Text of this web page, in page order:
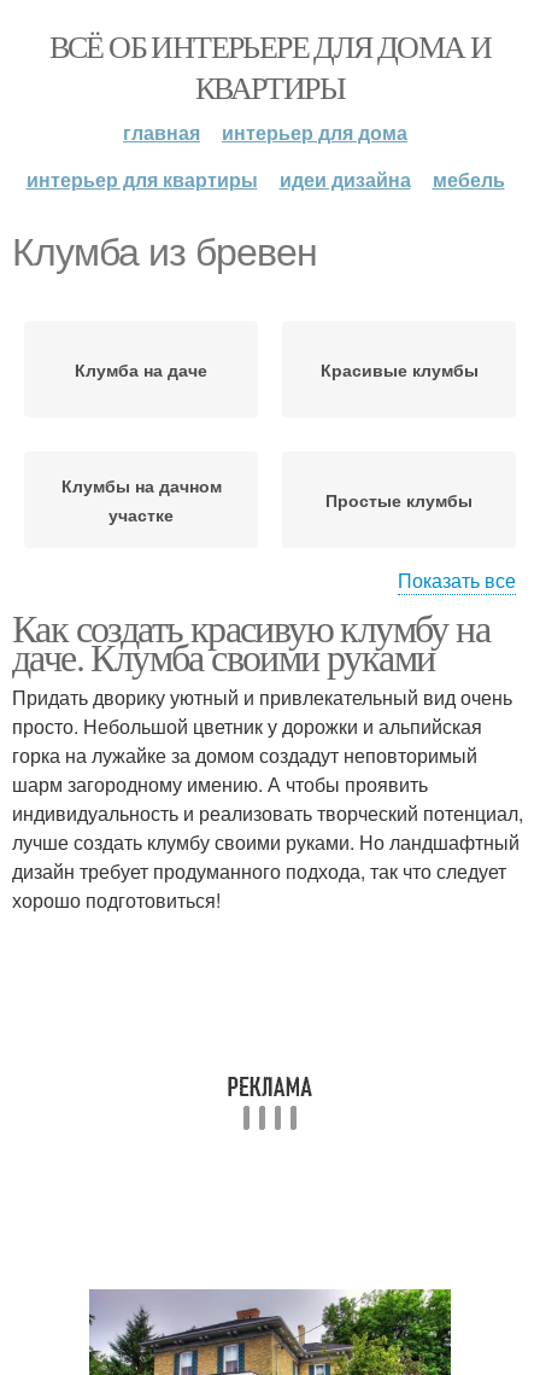
ВСЁ ОБ ИНТЕРЬЕРЕ ДЛЯ ДОМА И
КВАРТИРЫ
главная
интерьер для дома
интерьер для квартиры
идеи дизайна мебель
Клумба из бревен
Клумба на даче Красивые клумбы
Клумбы на дачном
участке
Простые клумбы
Клумбы на даче
Обворожительная
клумба
Клумбы из досок Красивая клумба
Клумба из деревянных
досок
Показать все
Как создать красивую клумбу на
даче. Клумба своими руками
Придать дворику уютный и привлекательный вид очень
просто. Небольшой цветник у дорожки и альпийская
горка на лужайке за домом создадут неповторимый
шарм загородному имению. А чтобы проявить
индивидуальность и реализовать творческий потенциал,
лучше создать клумбу своими руками. Но ландшафтный
дизайн требует продуманного подхода, так что следует
хорошо подготовиться!